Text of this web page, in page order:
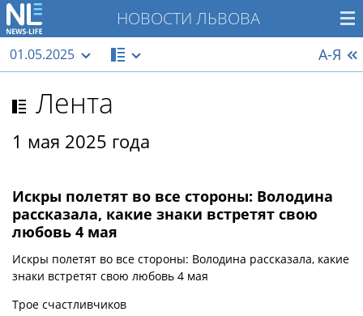
НОВОСТИ ЛЬВОВА
01.05.2025 А-Я
Лента
1 мая 2025 года
Искры полетят во все стороны: Володина
рассказала, какие знаки встретят свою
любовь 4 мая
Искры полетят во все стороны: Володина рассказала, какие
знаки встретят свою любовь 4 мая
Трое счастливчиков